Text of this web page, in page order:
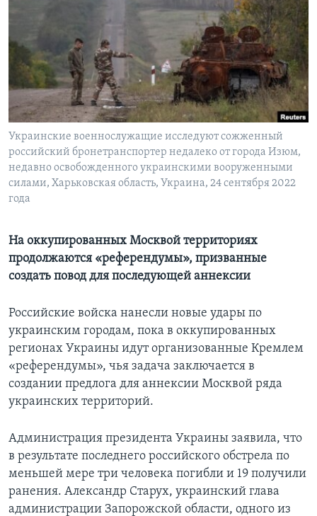
СОЦИАЛЬНЫЕ СЕТИ
Украинские военнослужащие исследуют сожженный
российский бронетранспортер недалеко от города Изюм,
недавно освобожденного украинскими вооруженными
силами, Харьковская область, Украина, 24 сентября 2022
года
На оккупированных Москвой территориях
продолжаются «референдумы», призванные
создать повод для последующей аннексии
Российские войска нанесли новые удары по
украинским городам, пока в оккупированных
регионах Украины идут организованные Кремлем
«референдумы», чья задача заключается в
создании предлога для аннексии Москвой ряда
украинских территорий.
Администрация президента Украины заявила, что
в результате последнего российского обстрела по
меньшей мере три человека погибли и 19 получили
ранения. Александр Старух, украинский глава
администрации Запорожской области, одного из